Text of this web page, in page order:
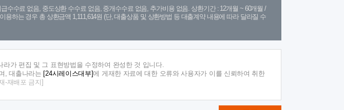
수수료 없음, 중도상환 수수료 없음, 중개수수료 없음, 추가비용 없음. 상환기간 : 12개월 ~ 60개월 /
하는 경우 총 상환금액 1,111,614원 (단, 대출상품 및 상환방법 등 대출계약 내용에 따라 달라질 수
라가 편집 및 그 표현방법을 수정하여 완성한 것 입니다.
, 대출나라는 [24시레이스대부]에 게재한 자료에 대한 오류와 사용자가 이를 신뢰하여 취한
-재배포 금지]